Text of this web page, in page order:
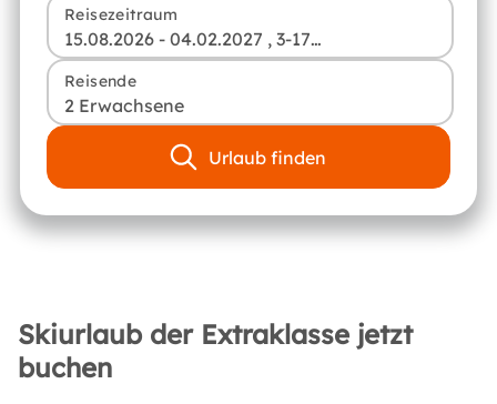
Reisezeitraum
15.08.2026 - 04.02.2027 , 3-17 Tage
Reisende
2 Erwachsene
Urlaub finden
Skiurlaub der Extraklasse jetzt
buchen